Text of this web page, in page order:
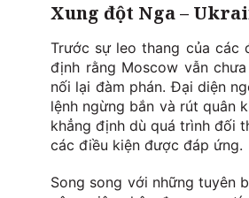
Xung đột Nga –
Trước sự leo thang của các
định rằng Moscow vẫn
nối lại đàm phán. Đại diện
lệnh ngừng bắn và rút quân
khẳng định dù quá trình đối
các điều kiện được đáp ứng.
Song song với những tuyên